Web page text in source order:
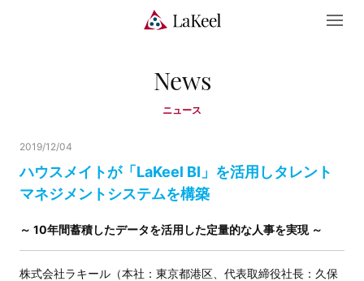
News
ニュース
ハウスメイトが「LaKeel BI」を活用しタレント
マネジメントシステムを構築
2019/12/04
～ 10年間蓄積したデータを活用した定量的な人事を実現 ～
株式会社ラキール（本社：東京都港区、代表取締役社長：久保